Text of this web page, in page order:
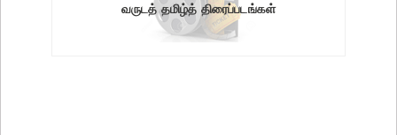
வருடத் தமிழ்த் திரைப்படங்கள்